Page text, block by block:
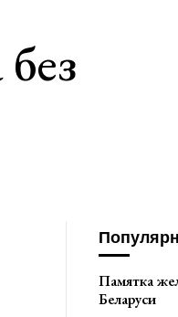
Памятка
Беларуси